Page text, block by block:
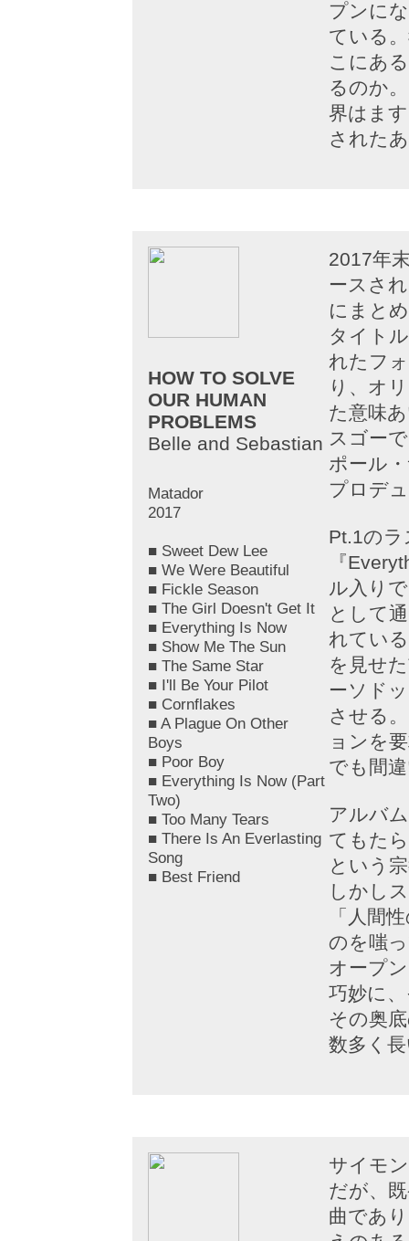
プンに
ている
こにあ
るのか
界はま
された
HOW TO SOLVE
OUR HUMAN
PROBLEMS
Belle and Sebastian
Matador
2017
■ Sweet Dew Lee
■ We Were Beautiful
■ Fickle Season
■ The Girl Doesn't Get It
■ Everything Is Now
■ Show Me The Sun
■ The Same Star
■ I'll Be Your Pilot
■ Cornflakes
■ A Plague On Other
Boys
■ Poor Boy
■ Everything Is Now (Part
Two)
■ Too Many Tears
■ There Is An Everlasting
Song
■ Best Friend
2017年
ースさ
にまと
タイト
れたフ
り、オ
た意味
スゴー
ポール
プロデ
Pt.1の
『
ル入り
として
れてい
を見せ
ーソド
させる
ョンを
でも間
アルバ
てもた
という
しかし
「人間
のを嗤
オープ
巧妙に
その奥
数多く
サイモ
だが、
曲であ